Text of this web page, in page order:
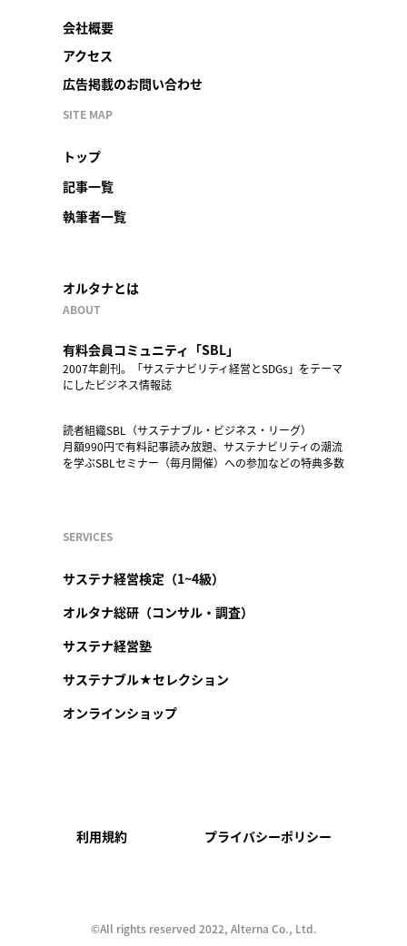
会社概要
アクセス
広告掲載のお問い合わせ
SITE MAP
トップ
記事一覧
執筆者一覧
オルタナとは
ABOUT
有料会員コミュニティ「SBL」
2007年創刊。「サステナビリティ経営とSDGs」をテーマ
にしたビジネス情報誌
読者組織SBL（サステナブル・ビジネス・リーグ）
月額990円で有料記事読み放題、サステナビリティの潮流
を学ぶSBLセミナー（毎月開催）への参加などの特典多数
SERVICES
サステナ経営検定（1~4級）
オルタナ総研（コンサル・調査）
サステナ経営塾
サステナブル★セレクション
オンラインショップ
利用規約 プライバシーポリシー
©︎All rights reserved 2022, Alterna Co., Ltd.